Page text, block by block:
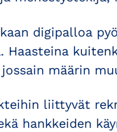
digipalloa
Haasteina
määrin
liittyvät
hankkeiden